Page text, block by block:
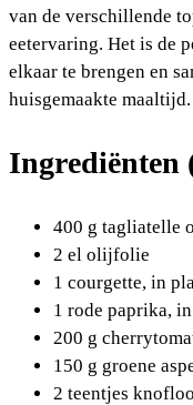
van de verschillende
eetervaring. Het is de
elkaar te brengen en
huisgemaakte maaltijd.
Ingrediënten
400 g tagliatelle
2 el olijfolie
1 courgette, in
1 rode paprika,
200 g
150 g groene
2 teentjes